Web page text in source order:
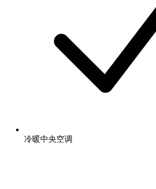
冷暖中央空调